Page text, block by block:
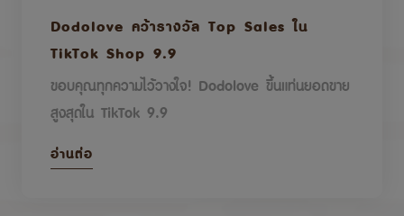
Dodolove คว้ารางวัล Top Sales ใน
TikTok Shop 9.9
ขอบคุณทุกความไว้วางใจ! Dodolove ขึ้นแท่นยอดขาย
สูงสุดใน TikTok 9.9
อ่านต่อ